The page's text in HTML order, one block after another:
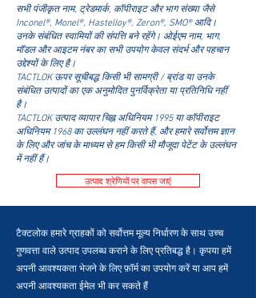
सभी पंजीकृत नाम, ट्रेडमार्क, कॉपीराइट और भाग संख्या जैसे
Inconel®, Monel®, Hastelloy®, Zeron®, SMO® आदि।
उनके संबंधित स्वामियों की संपत्ति बने रहेंगे। ओईएम नाम, भाग,
मॉडल और आइटम नंबर का सभी उपयोग केवल संदर्भ और पहचान
उद्देश्यों के लिए है।
TACTLOK ऊपर सूचीबद्ध किसी भी सामग्री / ब्रांड या उनके
संबंधित उत्पादों का एक अनुमोदित पुनर्विक्रेता या प्रतिनिधि नहीं
है।
TACTLOK उत्पाद व्यापार चिह्न अधिनियम 1995 या कॉपीराइट
अधिनियम 1968 का उल्लंघन नहीं करते हैं, और हमारे सर्वोत्तम ज्ञान
के लिए और जांच के माध्यम से हम किसी भी मौजूदा पेटेंट के उल्लंघन
में नहीं हैं।
उत्पाद श्रेणियों पर वापस जाएं
टैक्टलोक हमारे ग्राहकों को सर्वोत्तम मूल्य निर्धारण के साथ उच्च
गुणवत्ता वाले उत्पाद उपलब्ध कराने के लिए प्रतिबद्ध है। कृपया हमें
अपनी आवश्यकता भेजने के लिए फ़ॉर्म का उपयोग करें या आप हमें
अपनी आवश्यकता ईमेल भी कर सकते हैं